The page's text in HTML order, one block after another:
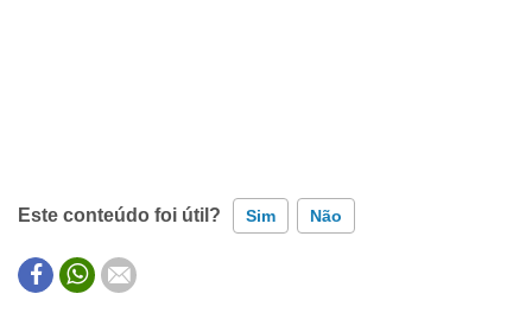
Este conteúdo foi útil? Sim Não